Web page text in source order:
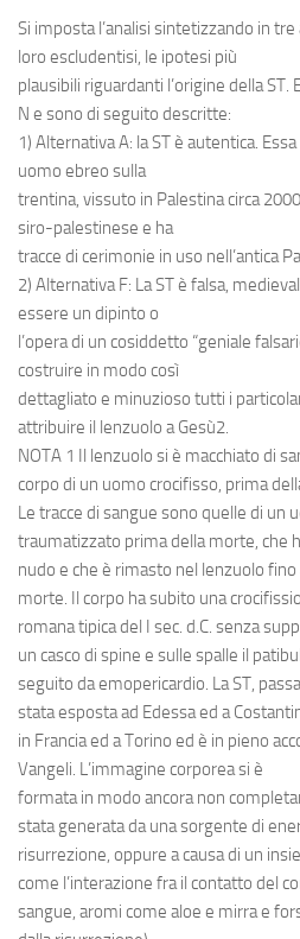
Si imposta l’analisi sintetizzando in
loro escludentisi, le ipotesi più
plausibili riguardanti l’origine della
N e sono di seguito descritte:
1) Alternativa A: la ST è autentica.
uomo ebreo sulla
trentina, vissuto in Palestina circa
siro-palestinese e ha
tracce di cerimonie in uso nell’antica
2) Alternativa F: La ST è falsa,
essere un dipinto o
l’opera di un cosiddetto “geniale
costruire in modo così
dettagliato e minuzioso tutti i
attribuire il lenzuolo a Gesù2.
NOTA 1 Il lenzuolo si è macchiato di
corpo di un uomo crocifisso, prima
Le tracce di sangue sono quelle di un
traumatizzato prima della morte, che
nudo e che è rimasto nel lenzuolo
morte. Il corpo ha subito una
romana tipica del I sec. d.C. senza
un casco di spine e sulle spalle il
seguito da emopericardio. La ST,
stata esposta ad Edessa ed a
in Francia ed a Torino ed è in pieno
Vangeli. L’immagine corporea si è
formata in modo ancora non
stata generata da una sorgente di
risurrezione, oppure a causa di un
come l’interazione fra il contatto del
sangue, aromi come aloe e mirra e